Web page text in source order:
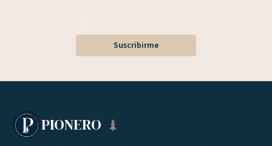
Suscribirme
PIONERO